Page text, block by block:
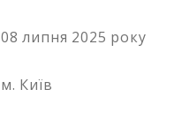
08 липня 2025 року
м. Київ